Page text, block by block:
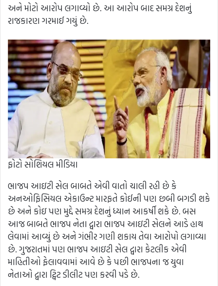
અને મોટો આરોપ લગાવ્યો છે. આ આરોપ બાદ સમગ્ર દેશનું
રાજકારણ ગરમાઈ ગયું છે.
ફોટો સોશિયલ મીડિયા
ભાજપ આઇટી સેલ બાબતે એવી વાતો ચાલી રહી છે કે
અનઓફિસિયલ એકાઉન્ટ મારફતે કોઈની પણ છબી બગડી શકે
છે અને કોઇ પણ મુદ્દે સમગ્ર દેશનું ધ્યાન આકર્ષી શકે છે. બસ
આજ બાબતે ભાજપ નેતા દ્વારા ભાજપ આઇટી સેલને આડે હાથ
લેવામાં આવ્યું છે અને ગંભીર ગણી શકાય તેવા આરોપો લગાવ્યા
છે. ગુજરાતમાં પણ ભાજપ આઇટી સેલ દ્વારા કેટલીક એવી
માહિતીઓ ફેલાવવામાં આવે છે કે પછી ભાજપના જ યુવા
નેતાઓ દ્વારા ટ્વિટ ડીલીટ પણ કરવી પડે છે.